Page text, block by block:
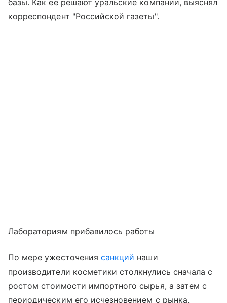
корреспондент "Российской газеты".
Лабораториям прибавилось работы
По мере ужесточения санкций наши
производители косметики столкнулись сначала с
ростом стоимости импортного сырья, а затем с
периодическим его исчезновением с рынка.